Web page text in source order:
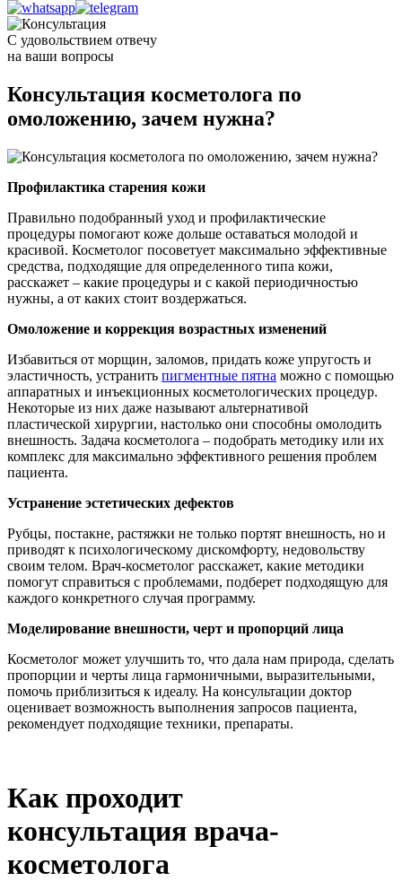
С удовольствием отвечу
на ваши вопросы
Консультация косметолога по
омоложению, зачем нужна?
Профилактика старения кожи
Правильно подобранный уход и профилактические
процедуры помогают коже дольше оставаться молодой и
красивой. Косметолог посоветует максимально эффективные
средства, подходящие для определенного типа кожи,
расскажет – какие процедуры и с какой периодичностью
нужны, а от каких стоит воздержаться.
Омоложение и коррекция возрастных изменений
Избавиться от морщин, заломов, придать коже упругость и
эластичность, устранить пигментные пятна можно с помощью
аппаратных и инъекционных косметологических процедур.
Некоторые из них даже называют альтернативой
пластической хирургии, настолько они способны омолодить
внешность. Задача косметолога – подобрать методику или их
комплекс для максимально эффективного решения проблем
пациента.
Устранение эстетических дефектов
Рубцы, постакне, растяжки не только портят внешность, но и
приводят к психологическому дискомфорту, недовольству
своим телом. Врач-косметолог расскажет, какие методики
помогут справиться с проблемами, подберет подходящую для
каждого конкретного случая программу.
Моделирование внешности, черт и пропорций лица
Косметолог может улучшить то, что дала нам природа, сделать
пропорции и черты лица гармоничными, выразительными,
помочь приблизиться к идеалу. На консультации доктор
оценивает возможность выполнения запросов пациента,
рекомендует подходящие техники, препараты.
Как проходит
консультация врача-
косметолога